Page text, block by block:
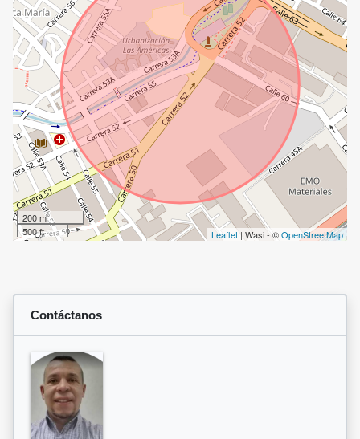
200 m
500 ft
Leaflet | Wasi - ©OpenStreetMap
Contáctanos